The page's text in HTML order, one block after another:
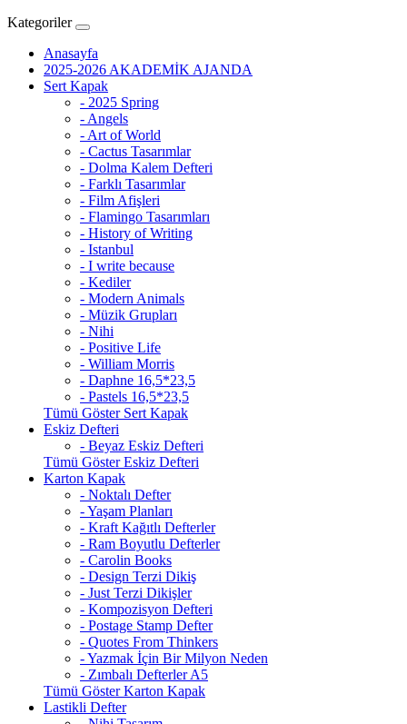
Kategoriler
Anasayfa
2025-2026 AKADEMİK AJANDA
Sert Kapak
- 2025 Spring
- Angels
- Art of World
- Cactus Tasarımlar
- Dolma Kalem Defteri
- Farklı Tasarımlar
- Film Afişleri
- Flamingo Tasarımları
- History of Writing
- Istanbul
- I write because
- Kediler
- Modern Animals
- Müzik Grupları
- Nihi
- Positive Life
- William Morris
- Daphne 16,5*23,5
- Pastels 16,5*23,5
Tümü Göster Sert Kapak
Eskiz Defteri
- Beyaz Eskiz Defteri
Tümü Göster Eskiz Defteri
Karton Kapak
- Noktalı Defter
- Yaşam Planları
- Kraft Kağıtlı Defterler
- Ram Boyutlu Defterler
- Carolin Books
- Design Terzi Dikiş
- Just Terzi Dikişler
- Kompozisyon Defteri
- Postage Stamp Defter
- Quotes From Thinkers
- Yazmak İçin Bir Milyon Neden
- Zımbalı Defterler A5
Tümü Göster Karton Kapak
Lastikli Defter